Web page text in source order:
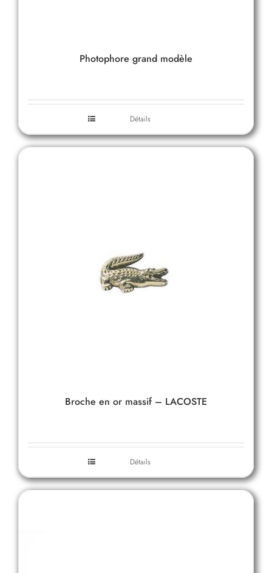
Photophore grand modèle
Détails
Broche en or massif – LACOSTE
Détails